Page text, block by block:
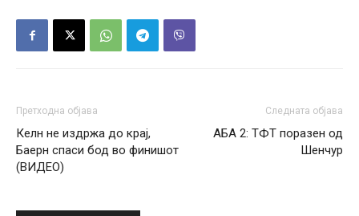
Претходна објава
Келн не издржа до крај,
Баерн спаси бод во финишот
(ВИДЕО)
Следната објава
АБА 2: ТФТ поразен од
Шенчур